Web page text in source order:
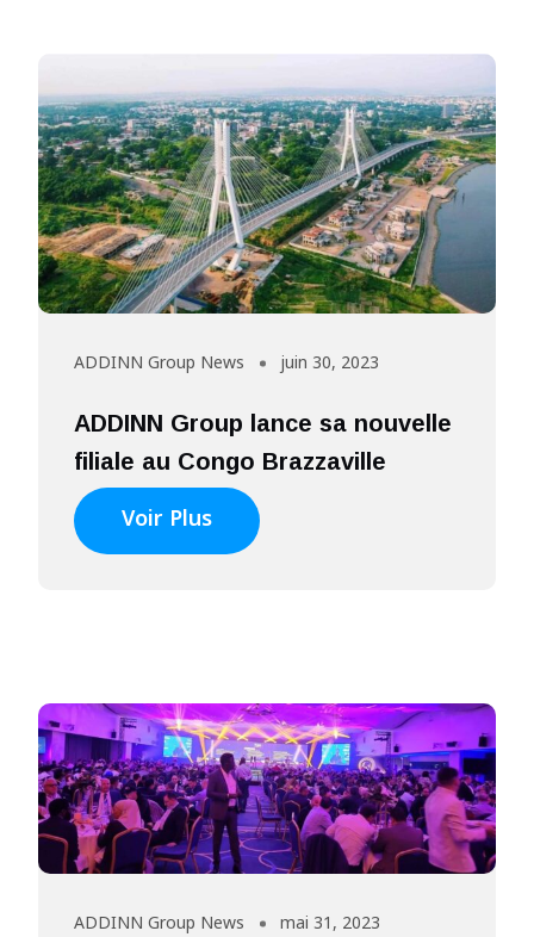
ADDINN Group News juin 30, 2023
ADDINN Group lance sa nouvelle
filiale au Congo Brazzaville
Voir Plus
ADDINN Group News mai 31, 2023